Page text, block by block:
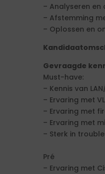
– Analyseren
– Afstemming
– Oplossen en
Gevraagde
Must-have:
– Kennis van
– Ervaring met
– Ervaring met
– Ervaring met
– Sterk in
Pré
– Ervaring met